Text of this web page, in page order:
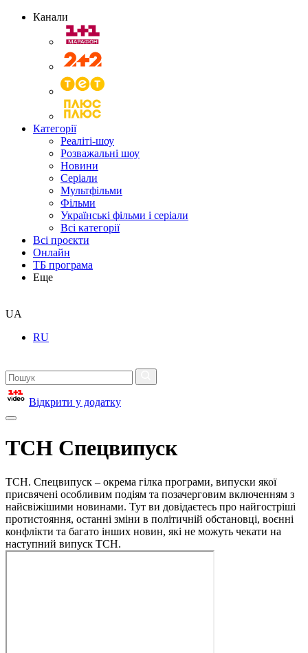
Канали
Категорії
Реаліті-шоу
Розважальні шоу
Новини
Серіали
Мультфільми
Фільми
Українські фільми і серіали
Всі категорії
Всі проєкти
Онлайн
ТБ програма
Еще
UA
RU
Відкрити у додатку
ТСН Спецвипуск
ТСН. Спецвипуск – окрема гілка програми, випуски якої
присвячені особливим подіям та позачерговим включенням з
найсвіжішими новинами. Тут ви довідаєтесь про найгостріші
протистояння, останні зміни в політичній обстановці, воєнні
конфлікти та багато інших новин, які не можуть чекати на
наступний випуск ТСН.